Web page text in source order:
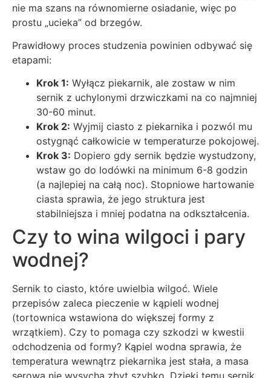
nie ma szans na równomierne osiadanie, więc po
prostu „ucieka” od brzegów.
Prawidłowy proces studzenia powinien odbywać się
etapami:
Krok 1: Wyłącz piekarnik, ale zostaw w nim
sernik z uchylonymi drzwiczkami na co najmniej
30-60 minut.
Krok 2: Wyjmij ciasto z piekarnika i pozwól mu
ostygnąć całkowicie w temperaturze pokojowej.
Krok 3: Dopiero gdy sernik będzie wystudzony,
wstaw go do lodówki na minimum 6-8 godzin
(a najlepiej na całą noc). Stopniowe hartowanie
ciasta sprawia, że jego struktura jest
stabilniejsza i mniej podatna na odkształcenia.
Czy to wina wilgoci i pary
wodnej?
Sernik to ciasto, które uwielbia wilgoć. Wiele
przepisów zaleca pieczenie w kąpieli wodnej
(tortownica wstawiona do większej formy z
wrzątkiem). Czy to pomaga czy szkodzi w kwestii
odchodzenia od formy? Kąpiel wodna sprawia, że
temperatura wewnątrz piekarnika jest stała, a masa